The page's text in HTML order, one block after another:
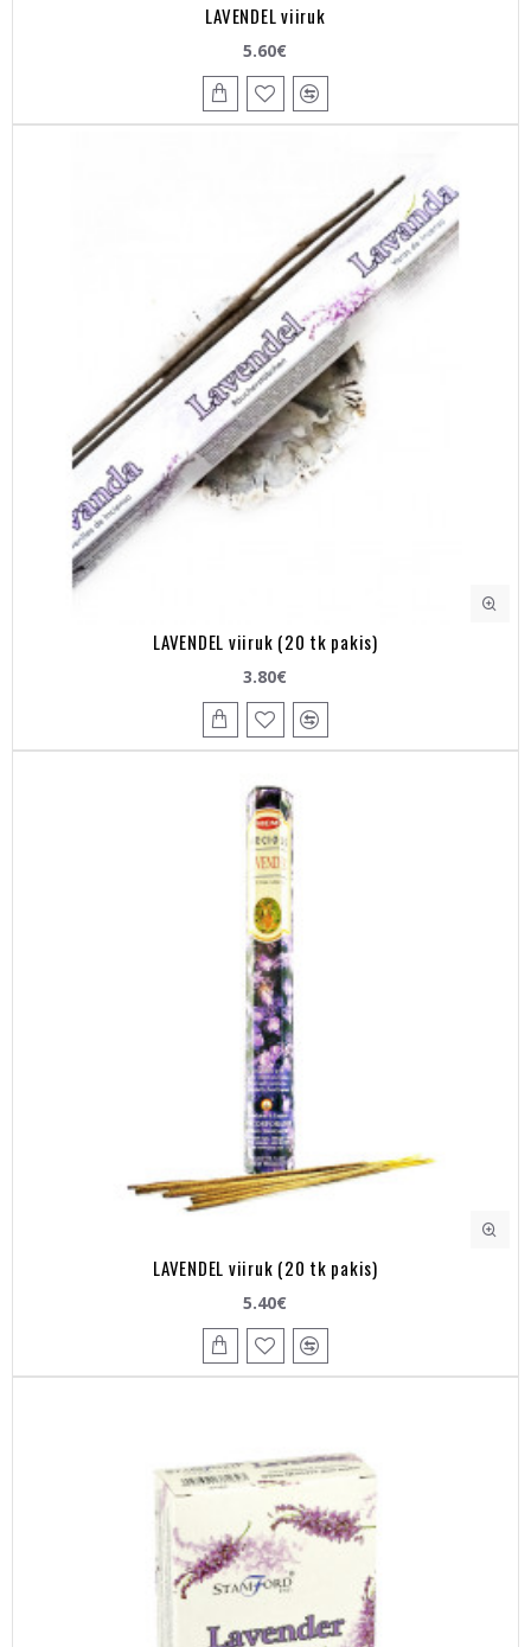
LAVENDEL viiruk
5.60€
LAVENDEL viiruk (20 tk pakis)
3.80€
LAVENDEL viiruk (20 tk pakis)
5.40€